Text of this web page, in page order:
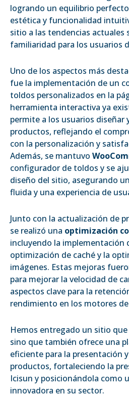
logrando un equilibrio
estética y funcionalidad
sitio a las tendencias actuales
familiaridad para los usuarios
Uno de los aspectos más
fue la implementación de un
toldos personalizados en la
herramienta interactiva ya
permite a los usuarios diseñar
productos, reflejando el
con la personalización y
Además, se mantuvo
configurador de toldos y se
diseño del sitio, asegurando
fluida y una experiencia de
Junto con la actualización de
se realizó una optimización
incluyendo la implementación
optimización de caché y la
imágenes. Estas mejoras
para mejorar la velocidad de
aspectos clave para la
rendimiento en los motores
Hemos entregado un sitio que
sino que también ofrece una
eficiente para la presentación
productos, fortaleciendo la
Icisun y posicionándola como
innovadora en su sector.